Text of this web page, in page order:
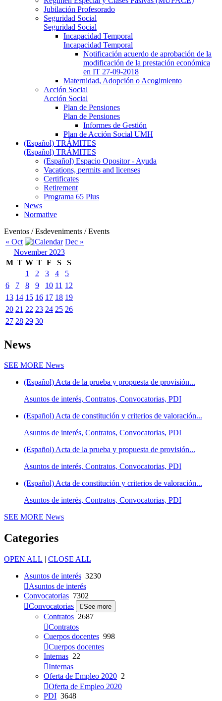
Jubilación Profesorado
Seguridad Social
Seguridad Social
Incapacidad Temporal
Incapacidad Temporal
Notificación acuerdo de aprobación de la
modificación de la prestación económica
en IT 27-09-2018
Maternidad, Adopción o Acogimiento
Acción Social
Acción Social
Plan de Pensiones
Plan de Pensiones
Informes de Gestión
Plan de Acción Social UMH
(Español) TRÁMITES
(Español) TRÁMITES
(Español) Espacio Opositor - Ayuda
Vacations, permits and licenses
Certificates
Retirement
Programa 65 Plus
News
Normative
Eventos / Esdeveniments / Events
« Oct
Dec »
November 2023
M T W T F S
S
1
2 3 4
5
6
7 8 9 10 11 12
13 14 15 16 17 18 19
20 21 22 23 24 25 26
27 28 29 30
News
SEE MORE News
(Español) Acta de la prueba y propuesta de provisión...
Asuntos de interés, Contratos, Convocatorias, PDI
(Español) Acta de constitución y criterios de valoración...
Asuntos de interés, Contratos, Convocatorias, PDI
(Español) Acta de la prueba y propuesta de provisión...
Asuntos de interés, Contratos, Convocatorias, PDI
(Español) Acta de constitución y criterios de valoración...
Asuntos de interés, Contratos, Convocatorias, PDI
SEE MORE News
Categories
OPEN ALL | CLOSE ALL
Asuntos de interés 3230
Asuntos de interés
Convocatorias 7302
Convocatorias
See more
Contratos 2687
Contratos
Cuerpos docentes 998
Cuerpos docentes
Internas 22
Internas
Oferta de Empleo 2020 2
Oferta de Empleo 2020
PDI 3648